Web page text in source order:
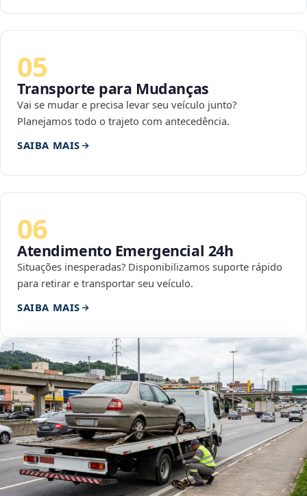
05
Transporte para Mudanças
Vai se mudar e precisa levar seu veículo junto?
Planejamos todo o trajeto com antecedência.
SAIBA MAIS
06
Atendimento Emergencial 24h
Situações inesperadas? Disponibilizamos suporte rápido
para retirar e transportar seu veículo.
SAIBA MAIS